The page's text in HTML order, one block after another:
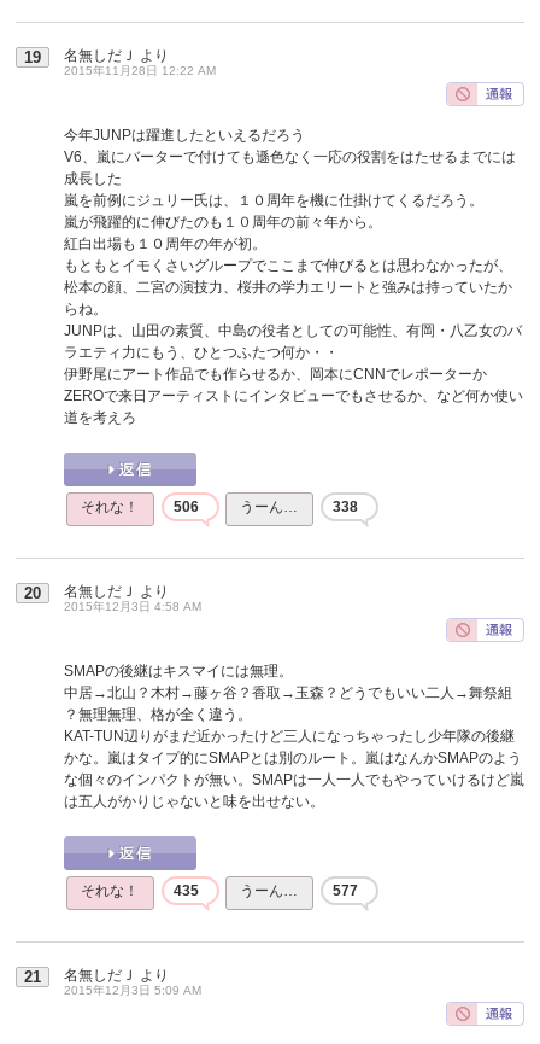
19 名無しだＪ より
2015年11月28日 12:22 AM
今年JUNPは躍進したといえるだろう
V6、嵐にバーターで付けても遜色なく一応の役割をはたせるまでには
成長した
嵐を前例にジュリー氏は、１０周年を機に仕掛けてくるだろう。
嵐が飛躍的に伸びたのも１０周年の前々年から。
紅白出場も１０周年の年が初。
もともとイモくさいグループでここまで伸びるとは思わなかったが、
松本の顔、二宮の演技力、桜井の学力エリートと強みは持っていたか
らね。
JUNPは、山田の素質、中島の役者としての可能性、有岡・八乙女のバ
ラエティ力にもう、ひとつふたつ何か・・
伊野尾にアート作品でも作らせるか、岡本にCNNでレポーターか
ZEROで来日アーティストにインタビューでもさせるか、など何か使い
道を考えろ
それな！ 506 うーん… 338
20 名無しだＪ より
2015年12月3日 4:58 AM
SMAPの後継はキスマイには無理。
中居→北山？木村→藤ヶ谷？香取→玉森？どうでもいい二人→舞祭組
？無理無理、格が全く違う。
KAT-TUN辺りがまだ近かったけど三人になっちゃったし少年隊の後継
かな。嵐はタイプ的にSMAPとは別のルート。嵐はなんかSMAPのよう
な個々のインパクトが無い。SMAPは一人一人でもやっていけるけど嵐
は五人がかりじゃないと味を出せない。
それな！ 435 うーん… 577
21 名無しだＪ より
2015年12月3日 5:09 AM